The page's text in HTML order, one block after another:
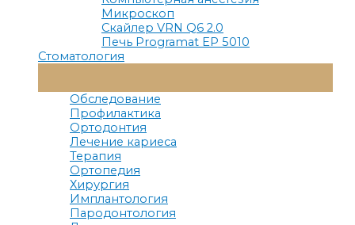
Микроскоп
Скайлер VRN Q6 2.0
Печь Programat EP 5010
Стоматология
Меню
Обследование
Профилактика
Ортодонтия
Лечение кариеса
Терапия
Ортопедия
Хирургия
Имплантология
Пародонтология